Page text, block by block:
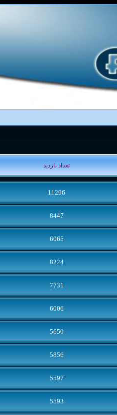
تعداد بازدید
11296
8447
6065
8224
7731
6006
5650
5856
5597
5593